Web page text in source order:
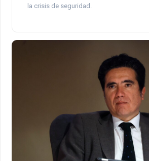
la crisis de seguridad.